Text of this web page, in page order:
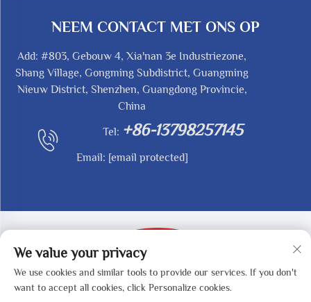
NEEM CONTACT MET ONS OP
Add: #803, Gebouw 4, Xia'nan 3e Industriezone,
Shang Village, Gongming Subdistrict, Guangming
Nieuw District, Shenzhen, Guangdong Provincie,
China
Tel: +86-13798257145
Email: [email protected]
Copyright © 2025 by SHENZHEN REDY-MED
TECHNOLOGY CO.,LTD - Privacybeleid
We value your privacy
We use cookies and similar tools to provide our services. If you don't
want to accept all cookies, click Personalize cookies.